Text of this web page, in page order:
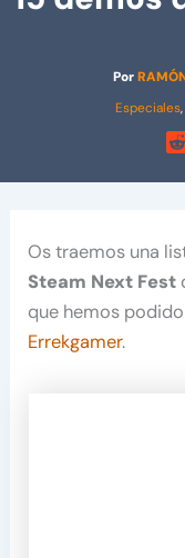
Por
Especiales,
Os traemos una
Steam Next Fest
que hemos
Errekgamer.